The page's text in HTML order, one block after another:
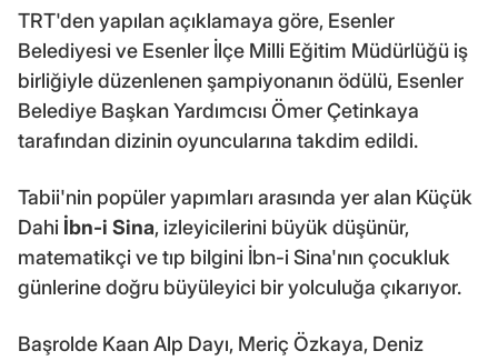
TRT'den yapılan açıklamaya göre, Esenler
Belediyesi ve Esenler İlçe Milli Eğitim Müdürlüğü iş
birliğiyle düzenlenen şampiyonanın ödülü, Esenler
Belediye Başkan Yardımcısı Ömer Çetinkaya
tarafından dizinin oyuncularına takdim edildi.
Tabii'nin popüler yapımları arasında yer alan Küçük
Dahi İbn-i Sina, izleyicilerini büyük düşünür,
matematikçi ve tıp bilgini İbn-i Sina'nın çocukluk
günlerine doğru büyüleyici bir yolculuğa çıkarıyor.
Başrolde Kaan Alp Dayı, Meriç Özkaya, Deniz